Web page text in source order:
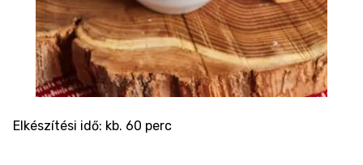
Elkészítési idő: kb. 60 perc